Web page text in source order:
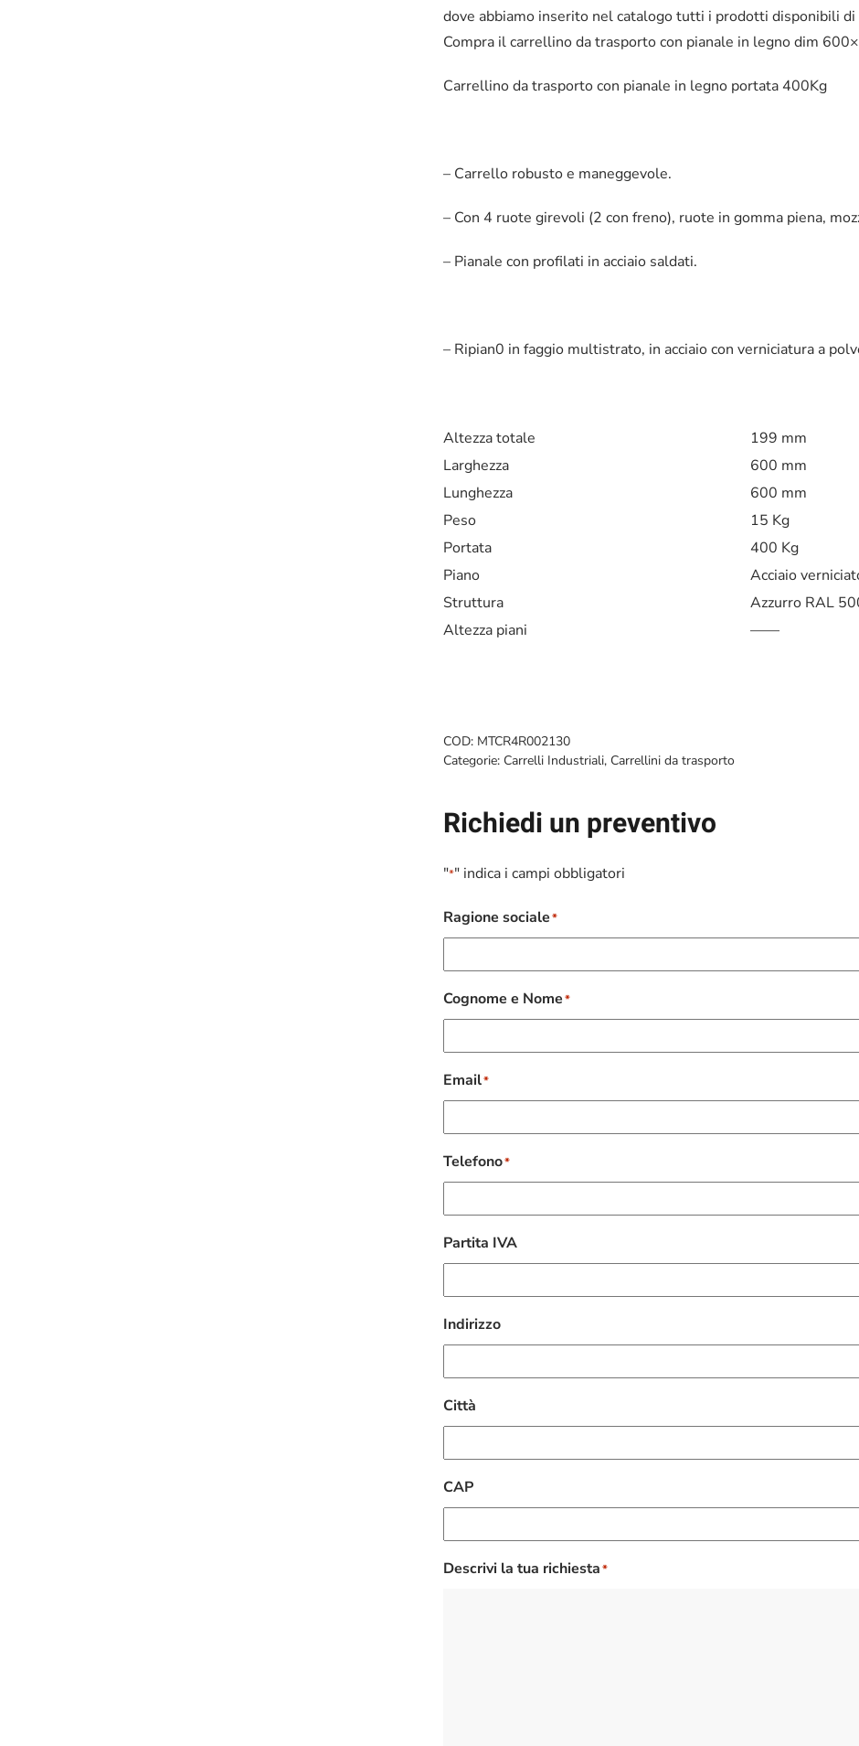
dove abbiamo inserito nel catalogo tutti i prodotti disponibili di
Compra il carrellino da trasporto con pianale in legno dim
Carrellino da trasporto con pianale in legno portata 400Kg
– Carrello robusto e maneggevole.
– Con 4 ruote girevoli (2 con freno), ruote in gomma piena,
– Pianale con profilati in acciaio saldati.
– Ripian0 in faggio multistrato, in acciaio con verniciatura a
Altezza totale
199 mm
Larghezza
600 mm
Lunghezza
600 mm
Peso
15 Kg
Portata
400 Kg
Piano
Acciaio
Struttura
Azzurro RAL
Altezza piani
——
COD: MTCR4R002130
Categorie: Carrelli Industriali, Carrellini da trasporto
Richiedi un preventivo
"*" indica i campi obbligatori
Ragione sociale*
Cognome e Nome*
Email*
Telefono*
Partita IVA
Indirizzo
Città
CAP
Descrivi la tua richiesta*